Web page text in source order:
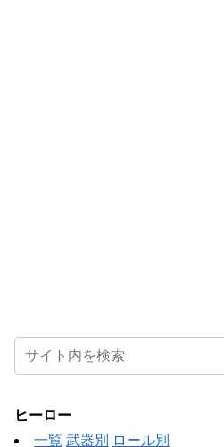
ヒーロー
一覧 武器別
ロール別